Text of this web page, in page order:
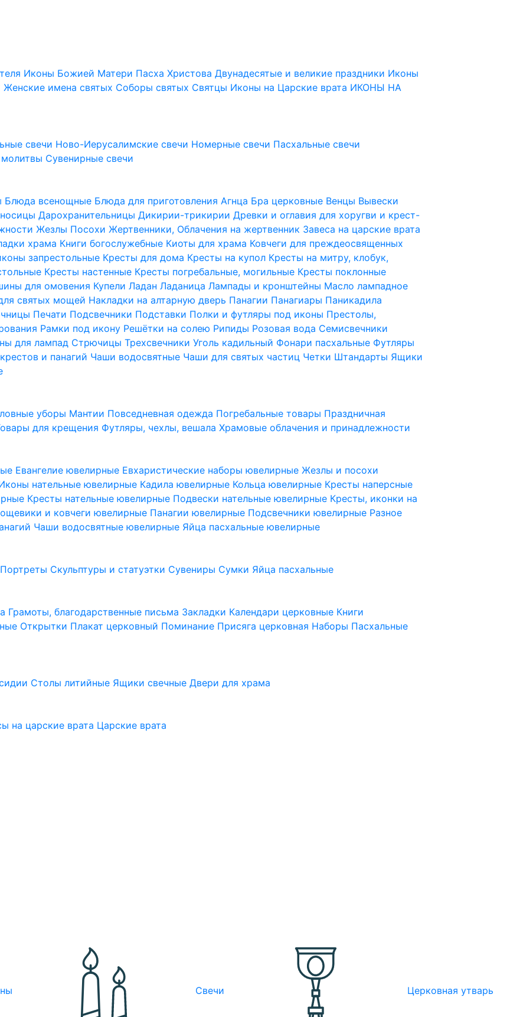
Иконы Божией Матери Пасха ХристоваДвунадесятые и великие праздники Иконы
Женские имена святых Соборы святых Святцы Иконы на Царские врата ИКОНЫ НА
свечи Ново-Иерусалимские свечи Номерные свечи Пасхальные свечи
Сувенирные свечи
Блюда всенощные Блюда для приготовления Агнца Бра церковные Венцы Вывески
ДарохранительницыДикирии-трикирииДревки и оглавия для хоругви и крест-
Жезлы ПосохиЖертвенники, Облачения на жертвенник Завеса на царские врата
храма Книги богослужебные Киоты для храма Ковчеги для преждеосвященных
запрестольные Кресты для дома Кресты на купол Кресты на митру, клобук,
Кресты настенные Кресты погребальные, могильные Кресты поклонные
для омовения КупелиЛаданЛаданицаЛампады и кронштейны Масло лампадное
святых мощей Накладки на алтарную дверь Панагии Панагиары Паникадила
Печати Подсвечники Подставки Полки и футляры под иконы Престолы,
Рамки под икону Решётки на солею Рипиды Розовая вода Семисвечники
для лампад СтрючицыТрехсвечникиУголь кадильный Фонари пасхальные Футляры
и панагий Чаши водосвятные Чаши для святых частиц Четки Штандарты Ящики
уборы Мантии Повседневная одежда Погребальные товары Праздничная
для крещения Футляры, чехлы, вешалаХрамовые облачения и принадлежности
Евангелие ювелирные Евхаристические наборы ювелирныеЖезлы и посохи
нательные ювелирные Кадила ювелирные Кольца ювелирные Кресты наперсные
Кресты нательные ювелирные Подвески нательные ювелирные Кресты, иконки на
и ковчеги ювелирные Панагии ювелирные Подсвечники ювелирные Разное
Чаши водосвятные ювелирные Яйца пасхальные ювелирные
Портреты Скульптуры и статуэтки Сувениры Сумки Яйца пасхальные
Грамоты, благодарственные письма Закладки Календари церковные Книги
Открытки Плакат церковный Поминание Присяга церковная Наборы Пасхальные
Столы литийные Ящики свечныеДвери для храма
на царские врата Царские врата
Свечи Церковная утварь